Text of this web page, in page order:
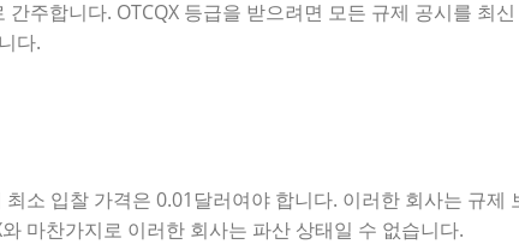
주합니다. OTCQX 등급을 받으려면 모든 규제 공시를 최
다.
소 입찰 가격은 0.01달러여야 합니다. 이러한 회사는 규제
마찬가지로 이러한 회사는 파산 상태일 수 없습니다.